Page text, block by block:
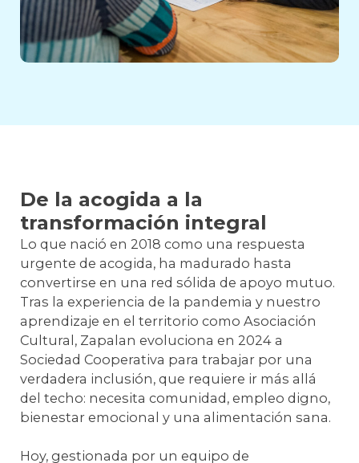
De la acogida a la
transformación integral
Lo que nació en 2018 como una respuesta
urgente de acogida, ha madurado hasta
convertirse en una red sólida de apoyo mutuo.
Tras la experiencia de la pandemia y nuestro
aprendizaje en el territorio como Asociación
Cultural, Zapalan evoluciona en 2024 a
Sociedad Cooperativa para trabajar por una
verdadera inclusión, que requiere ir más allá
del techo: necesita comunidad, empleo digno,
bienestar emocional y una alimentación sana.
Hoy, gestionada por un equipo de